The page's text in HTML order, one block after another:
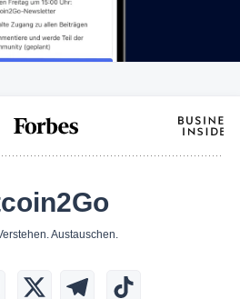
Austauschen.